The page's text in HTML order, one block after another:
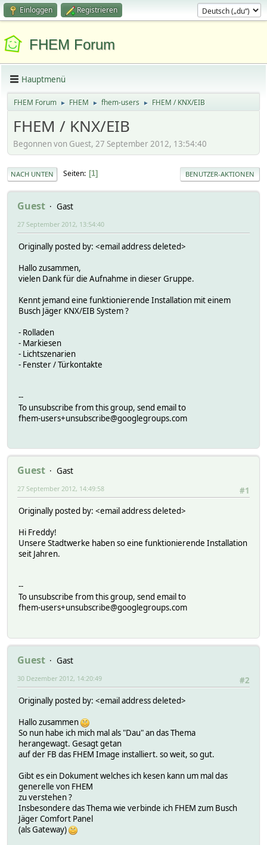
Einloggen Registrieren
FHEM Forum
Hauptmenü
FHEM Forum ► FHEM ► fhem-users ► FHEM / KNX/EIB
FHEM / KNX/EIB
Begonnen von Guest, 27 September 2012, 13:54:40
NACH UNTEN Seiten 1 BENUTZER-AKTIONEN
Guest Gast
27 September 2012, 13:54:40
Originally posted by: <email address deleted>
Hallo zusammen,
vielen Dank für die Aufnahme in dieser Gruppe.
Kennt jemand eine funktionierende Installation mit einem
Busch Jäger KNX/EIB System ?
- Rolladen
- Markiesen
- Lichtszenarien
- Fenster / Türkontakte
--
To unsubscribe from this group, send email to
fhem-users+unsubscribe@googlegroups.com
Guest
Gast
#1
27 September 2012, 14:49:58
Originally posted by: <email address deleted>
Hi Freddy!
Unsere Stadtwerke haben so eine funktionierende Installation
seit Jahren.
--
To unsubscribe from this group, send email to
fhem-users+unsubscribe@googlegroups.com
Guest
Gast
#2
30 Dezember 2012, 14:20:49
Originally posted by: <email address deleted>
Hallo zusammen
So nun habe ich mich mal als "Dau" an das Thema
herangewagt. Gesagt getan
auf der FB das FHEM Image installiert. so weit, so gut.
Gibt es ein Dokument welches ich kesen kann um mal das
generelle von FHEM
zu verstehen ?
Insbesondere das Thema wie verbinde ich FHEM zum Busch
Jäger Comfort Panel
(als Gateway)